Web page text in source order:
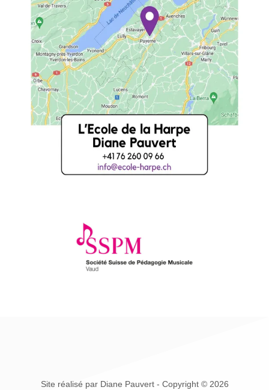
Site réalisé par Diane Pauvert - Copyright © 2026